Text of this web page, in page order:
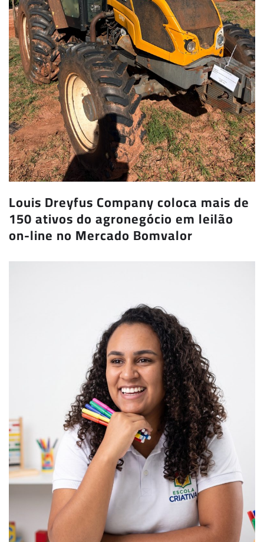
Louis Dreyfus Company coloca mais de
150 ativos do agronegócio em leilão
on-line no Mercado Bomvalor